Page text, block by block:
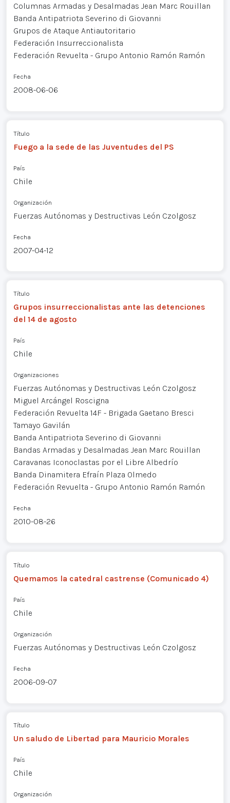
Columnas Armadas y Desalmadas Jean Marc Rouillan
Banda Antipatriota Severino di Giovanni
Grupos de Ataque Antiautoritario
Federación Insurreccionalista
Federación Revuelta - Grupo Antonio Ramón Ramón
Fecha
2008-06-06
Título
Fuego a la sede de las Juventudes del PS
País
Chile
Organización
Fuerzas Autónomas y Destructivas León Czolgosz
Fecha
2007-04-12
Título
Grupos insurreccionalistas ante las detenciones
del 14 de agosto
País
Chile
Organizaciones
Fuerzas Autónomas y Destructivas León Czolgosz
Miguel Arcángel Roscigna
Federación Revuelta 14F - Brigada Gaetano Bresci
Tamayo Gavilán
Banda Antipatriota Severino di Giovanni
Bandas Armadas y Desalmadas Jean Marc Rouillan
Caravanas Iconoclastas por el Libre Albedrío
Banda Dinamitera Efraín Plaza Olmedo
Federación Revuelta - Grupo Antonio Ramón Ramón
Fecha
2010-08-26
Título
Quemamos la catedral castrense (Comunicado 4)
País
Chile
Organización
Fuerzas Autónomas y Destructivas León Czolgosz
Fecha
2006-09-07
Título
Un saludo de Libertad para Mauricio Morales
País
Chile
Organización